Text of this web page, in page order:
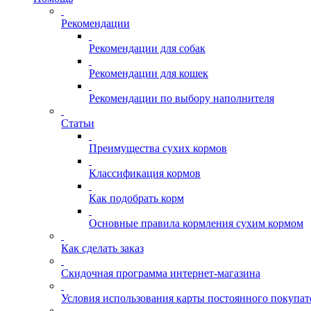
Рекомендации
Рекомендации для собак
Рекомендации для кошек
Рекомендации по выбору наполнителя
Статьи
Преимущества сухих кормов
Классификация кормов
Как подобрать корм
Основные правила кормления сухим кормом
Как сделать заказ
Скидочная программа интернет-магазина
Условия использования карты постоянного